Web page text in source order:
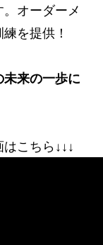
オーダーメ
を提供！
来の一歩に
こちら↓↓↓